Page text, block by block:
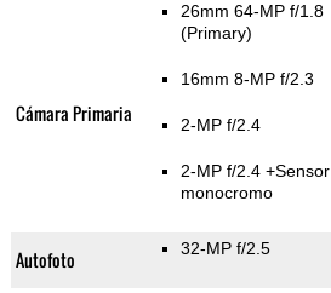
Cámara Primaria
26mm 64-MP f/1.8
(Primary)
16mm 8-MP f/2.3
2-MP f/2.4
2-MP f/2.4 +Sensor
monocromo
Autofoto 32-MP f/2.5